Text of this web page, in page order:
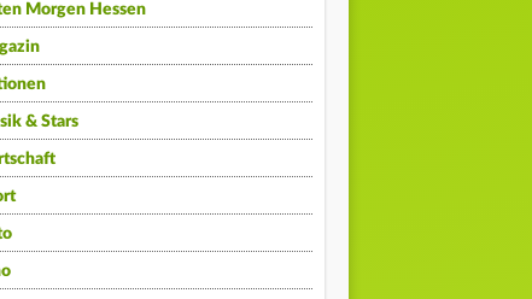
Morgen Hessen
& Stars